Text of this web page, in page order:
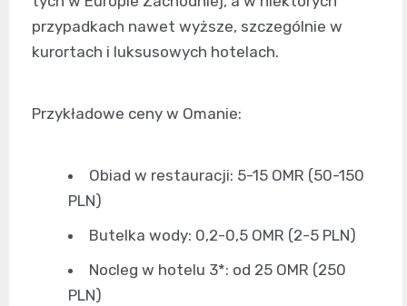
przypadkach nawet wyższe, szczególnie w
kurortach i luksusowych hotelach.
Przykładowe ceny w Omanie:
Obiad w restauracji: 5-15 OMR (50-150
PLN)
Butelka wody: 0,2-0,5 OMR (2-5 PLN)
Nocleg w hotelu 3*: od 25 OMR (250
PLN)